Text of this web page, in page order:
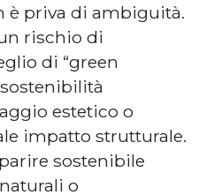
è priva di ambiguità.
rischio di
di “green
estetico o
impatto strutturale.
sostenibile
o